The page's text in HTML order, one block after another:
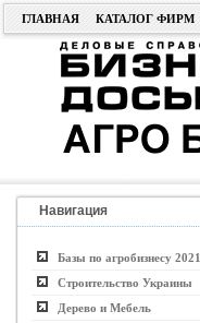
ГЛАВНАЯ КАТАЛОГ ФИРМ
Навигация
Базы по агробизнесу 2021
Строительство Украины
Дерево и Мебель